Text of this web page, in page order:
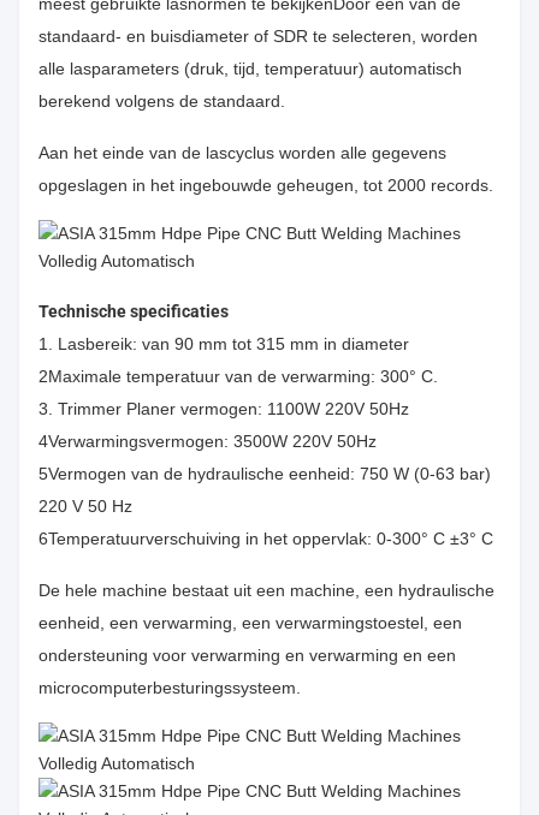
standaard- en buisdiameter of SDR te selecteren, worden
alle lasparameters (druk, tijd, temperatuur) automatisch
berekend volgens de standaard.
Aan het einde van de lascyclus worden alle gegevens
opgeslagen in het ingebouwde geheugen, tot 2000 records.
Technische specificaties
1. Lasbereik: van 90 mm tot 315 mm in diameter
2Maximale temperatuur van de verwarming: 300° C.
3. Trimmer Planer vermogen: 1100W 220V 50Hz
4Verwarmingsvermogen: 3500W 220V 50Hz
5Vermogen van de hydraulische eenheid: 750 W (0-63 bar)
220 V 50 Hz
6Temperatuurverschuiving in het oppervlak: 0-300° C ±3° C
De hele machine bestaat uit een machine, een hydraulische
eenheid, een verwarming, een verwarmingstoestel, een
ondersteuning voor verwarming en verwarming en een
microcomputerbesturingssysteem.